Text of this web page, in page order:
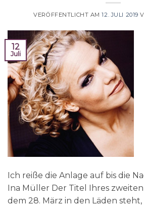
VERÖFFENTLICHT AM12. JULI 2019
12
Juli
Ich reiße die Anlage auf bis die
Ina Müller Der Titel Ihres zweiten
dem 28. März in den Läden steht,